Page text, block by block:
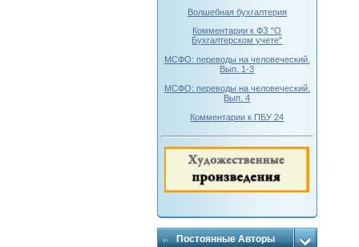
Волшебная бухгалтерия
Комментарии к ФЗ "О
Бухгалтерском учете"
МСФО: переводы на человеческий.
Вып. 1-3
МСФО: переводы на человеческий.
Вып. 4
Комментарии к ПБУ 24
Постоянные Авторы